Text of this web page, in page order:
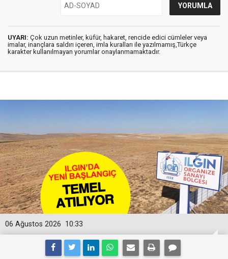
UYARI: Çok uzun metinler, küfür, hakaret, rencide edici cümleler veya
imalar, inançlara saldırı içeren, imla kuralları ile yazılmamış,Türkçe
karakter kullanılmayan yorumlar onaylanmamaktadır.
10:33
06 Ağustos 2026